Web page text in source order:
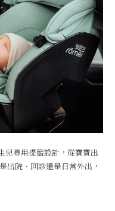
兒專用提籃設計，從寶寶出
出院、回診還是日常外出，